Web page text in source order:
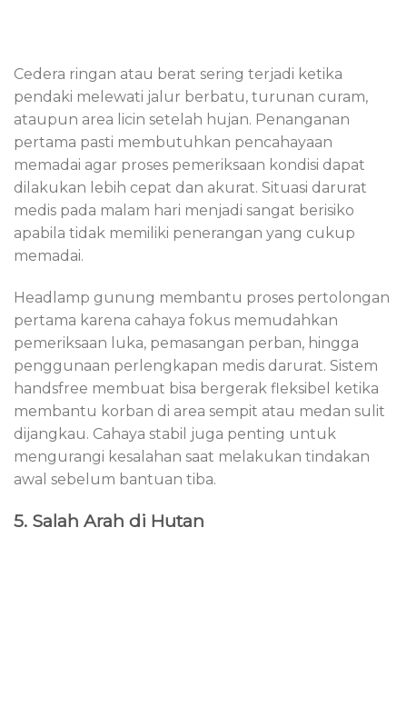
Cedera ringan atau berat sering terjadi ketika
pendaki melewati jalur berbatu, turunan curam,
ataupun area licin setelah hujan. Penanganan
pertama pasti membutuhkan pencahayaan
memadai agar proses pemeriksaan kondisi dapat
dilakukan lebih cepat dan akurat. Situasi darurat
medis pada malam hari menjadi sangat berisiko
apabila tidak memiliki penerangan yang cukup
memadai.
Headlamp gunung membantu proses pertolongan
pertama karena cahaya fokus memudahkan
pemeriksaan luka, pemasangan perban, hingga
penggunaan perlengkapan medis darurat. Sistem
handsfree membuat bisa bergerak fleksibel ketika
membantu korban di area sempit atau medan sulit
dijangkau. Cahaya stabil juga penting untuk
mengurangi kesalahan saat melakukan tindakan
awal sebelum bantuan tiba.
5. Salah Arah di Hutan